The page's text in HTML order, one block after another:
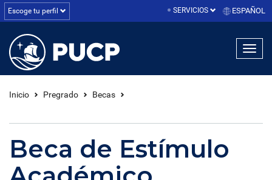
Escoge tu perfil SERVICIOS ESPAÑOL
Inicio Pregrado Becas
Beca de Estímulo